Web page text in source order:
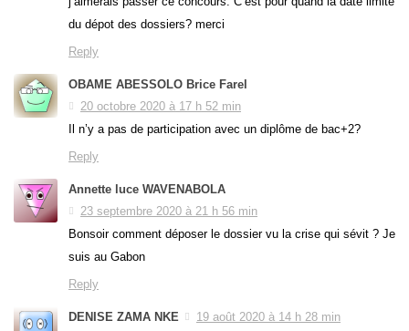
du dépot des dossiers? merci
Reply
OBAME ABESSOLO Brice Farel
20 octobre 2020 à 17 h 52 min
Il n’y a pas de participation avec un diplôme de bac+2?
Reply
Annette luce WAVENABOLA
23 septembre 2020 à 21 h 56 min
Bonsoir comment déposer le dossier vu la crise qui sévit ? Je
suis au Gabon
Reply
DENISE ZAMA NKE
19 août 2020 à 14 h 28 min